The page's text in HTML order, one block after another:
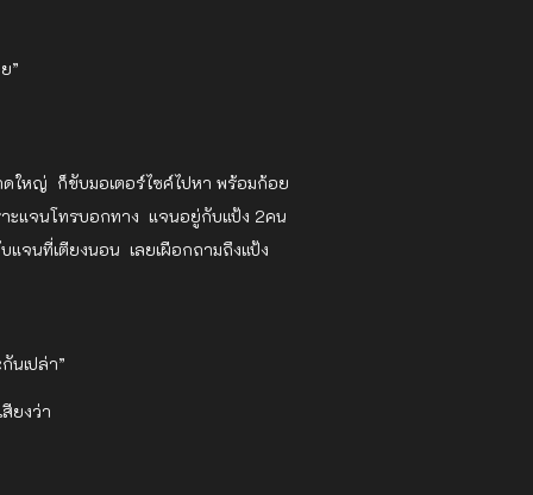
”
ใหญ่ ก็ขับมอเตอร์ไซค์ไปหา พร้อมก้อย
ะแจนโทรบอกทาง แจนอยู่กับแป้ง 2คน
จนที่เตียงนอน เลยเผือกถามถึงแป้ง
เปล่า”
ยงว่า